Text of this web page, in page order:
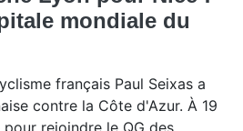
mondiale du
français Paul Seixas a
contre la Côte d'Azur. À 19